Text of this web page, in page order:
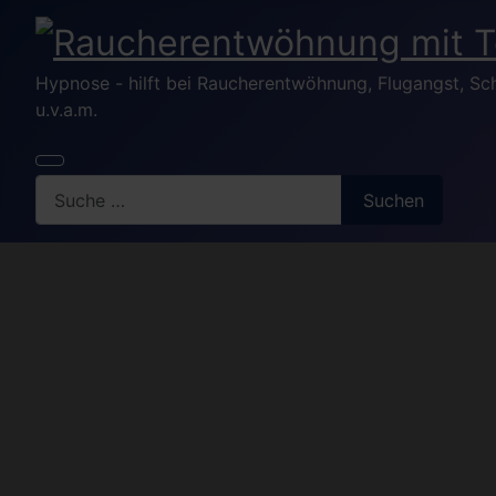
Hypnose - hilft bei Raucherentwöhnung, Flugangst,
u.v.a.m.
Suchen